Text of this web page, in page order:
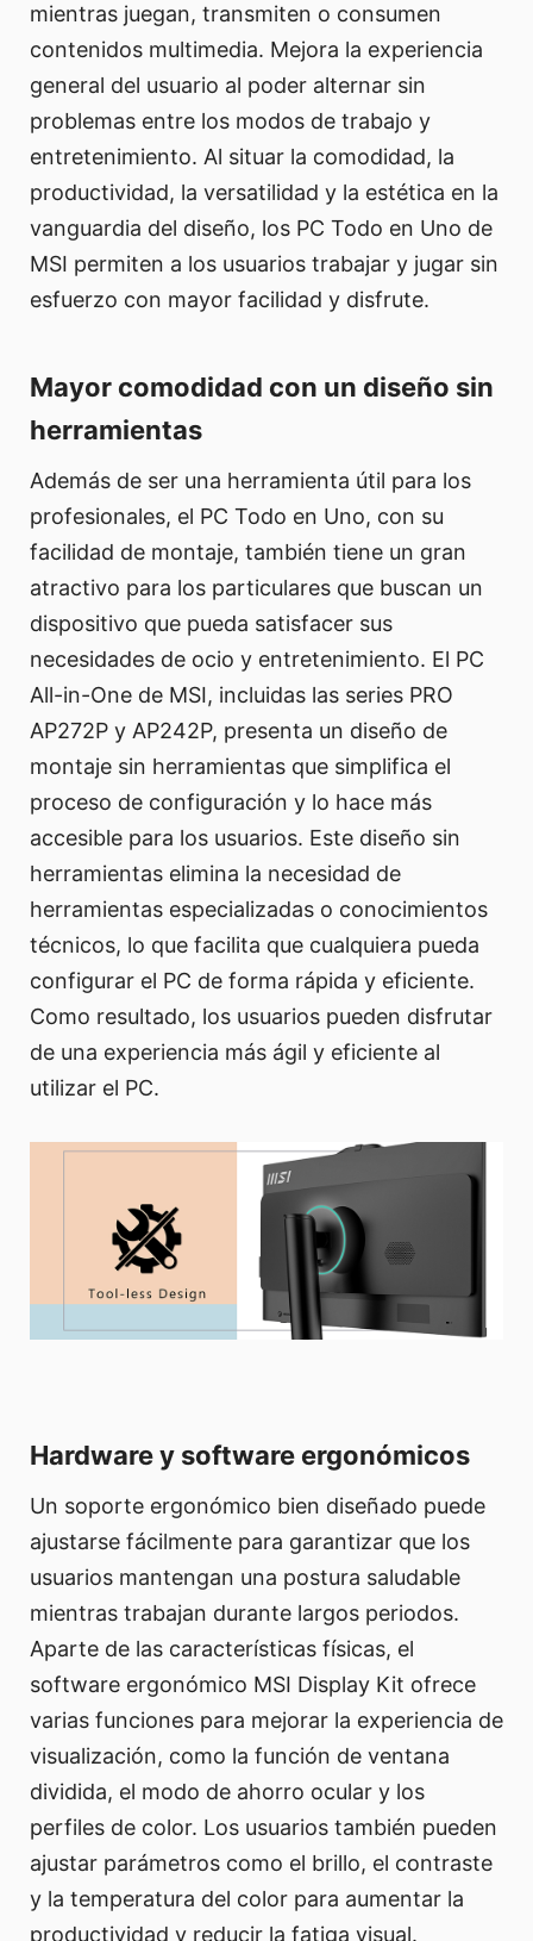
mientras juegan, transmiten o consumen
contenidos multimedia. Mejora la experiencia
general del usuario al poder alternar sin
problemas entre los modos de trabajo y
entretenimiento. Al situar la comodidad, la
productividad, la versatilidad y la estética en la
vanguardia del diseño, los PC Todo en Uno de
MSI permiten a los usuarios trabajar y jugar sin
esfuerzo con mayor facilidad y disfrute.
Mayor comodidad con un diseño sin
herramientas
Además de ser una herramienta útil para los
profesionales, el PC Todo en Uno, con su
facilidad de montaje, también tiene un gran
atractivo para los particulares que buscan un
dispositivo que pueda satisfacer sus
necesidades de ocio y entretenimiento. El PC
All-in-One de MSI, incluidas las series PRO
AP272P y AP242P, presenta un diseño de
montaje sin herramientas que simplifica el
proceso de configuración y lo hace más
accesible para los usuarios. Este diseño sin
herramientas elimina la necesidad de
herramientas especializadas o conocimientos
técnicos, lo que facilita que cualquiera pueda
configurar el PC de forma rápida y eficiente.
Como resultado, los usuarios pueden disfrutar
de una experiencia más ágil y eficiente al
utilizar el PC.
Hardware y software ergonómicos
Un soporte ergonómico bien diseñado puede
ajustarse fácilmente para garantizar que los
usuarios mantengan una postura saludable
mientras trabajan durante largos periodos.
Aparte de las características físicas, el
software ergonómico MSI Display Kit ofrece
varias funciones para mejorar la experiencia de
visualización, como la función de ventana
dividida, el modo de ahorro ocular y los
perfiles de color. Los usuarios también pueden
ajustar parámetros como el brillo, el contraste
y la temperatura del color para aumentar la
productividad y reducir la fatiga visual.